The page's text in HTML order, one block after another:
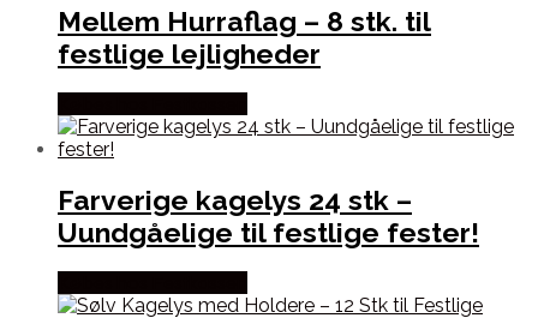
Mellem Hurraflag – 8 stk. til
festlige lejligheder
Farverige kagelys 24 stk –
Uundgåelige til festlige fester!